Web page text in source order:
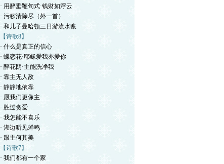
· 用醉垂鞭句式·钱财如浮云
· 污秽清除尽（外一首）
· 和儿子曼哈顿三日游流水账
【诗歌8】
· 什么是真正的信心
· 蝶恋花·耶稣爱我亦爱你
· 醉花阴·主能洗净我
· 靠主无人敌
· 静静地依靠
· 愿我们更像主
· 胜过贪爱
· 我怎能不喜乐
· 湖边听见蝉鸣
· 跟主何其美
【诗歌7】
· 我们都有一个家